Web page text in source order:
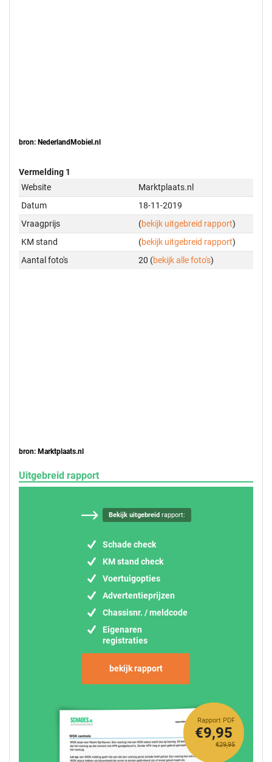
bron: NederlandMobiel.nl
Vermelding 1
Website
Marktplaats.nl
Datum
18-11-2019
Vraagprijs
(bekijk uitgebreid rapport)
KM stand
(bekijk uitgebreid rapport)
Aantal foto's
20 (bekijk alle foto's)
bron: Marktplaats.nl
Uitgebreid rapport
Bekijk uitgebreidrapport:
Schade check
KM stand check
Voertuigopties
Advertentieprijzen
Chassisnr. / meldcode
Eigenaren
registraties
bekijk rapport
Rapport PDF
€29,95
€9,95